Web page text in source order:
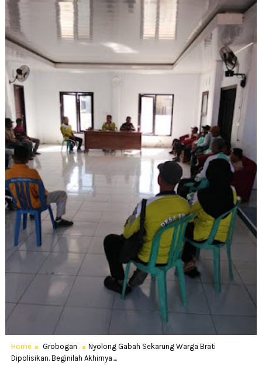
Home Grobogan
Nyolong Gabah Sekarung Warga Brati
Dipolisikan. Beginilah Akhirnya....